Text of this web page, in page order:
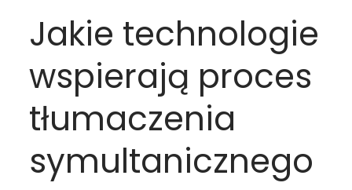
Jakie technologie
wspierają proces
tłumaczenia
symultanicznego